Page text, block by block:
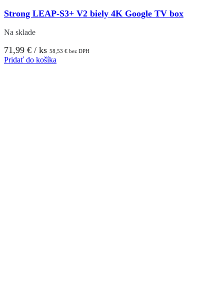
Strong LEAP-S3+ V2 biely 4K Google TV box
Na sklade
71,99 € / ks 58,53 € bez DPH
Pridať do košíka